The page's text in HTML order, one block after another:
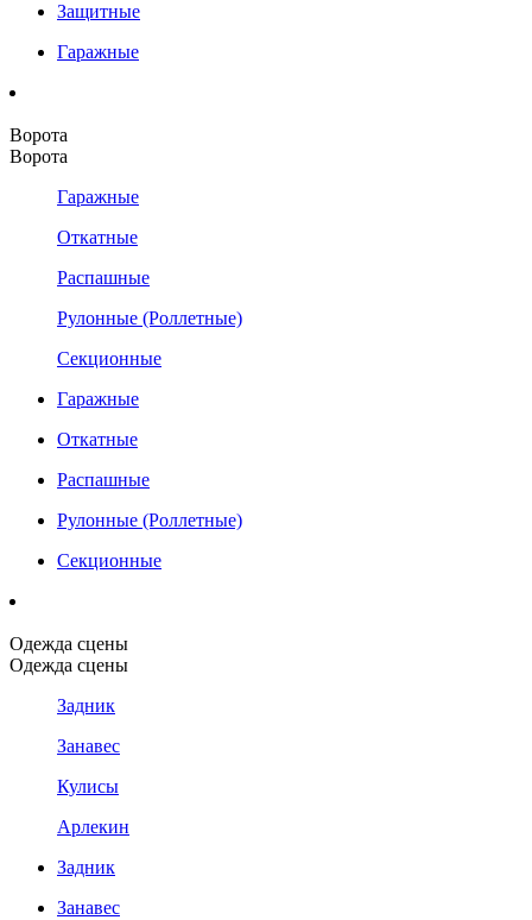
Защитные
Гаражные
Ворота
Ворота
Гаражные
Откатные
Распашные
Рулонные (Роллетные)
Секционные
Гаражные
Откатные
Распашные
Рулонные (Роллетные)
Секционные
Одежда сцены
Одежда сцены
Задник
Занавес
Кулисы
Арлекин
Задник
Занавес